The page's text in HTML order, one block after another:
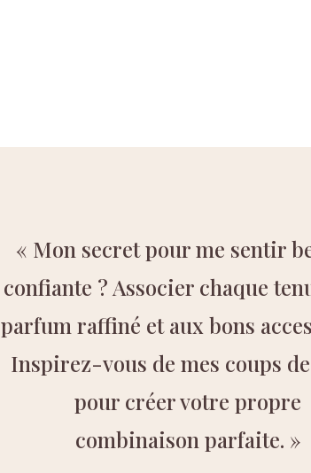
« Mon secret pour me sentir
confiante ? Associer chaque
parfum raffiné et aux bons
Inspirez-vous de mes coups
pour créer votre propre
combinaison parfaite. »